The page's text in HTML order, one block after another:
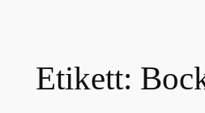
Etikett: